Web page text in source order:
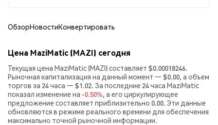
ОбзорНовостиКонвертировать
Цена MaziMatic (MAZI) сегодня
Текущая цена MaziMatic (MAZI) составляет $0.00018246.
Рыночная капитализация на данный момент — $0.00, а объем
торгов за 24 часа — $1.02. За последние 24 часа MaziMatic
показал изменение на -0.50%, а его циркулирующее
предложение составляет приблизительно 0.00. Эти данные
обновляются в режиме реального времени для обеспечения
максимально точной рыночной информации.